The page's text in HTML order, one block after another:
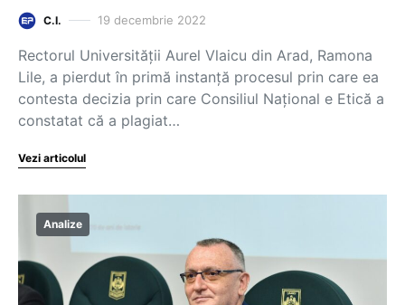
C.I. 19 decembrie 2022
Rectorul Universității Aurel Vlaicu din Arad, Ramona
Lile, a pierdut în primă instanță procesul prin care ea
contesta decizia prin care Consiliul Național e Etică a
constatat că a plagiat…
Vezi articolul
Analize